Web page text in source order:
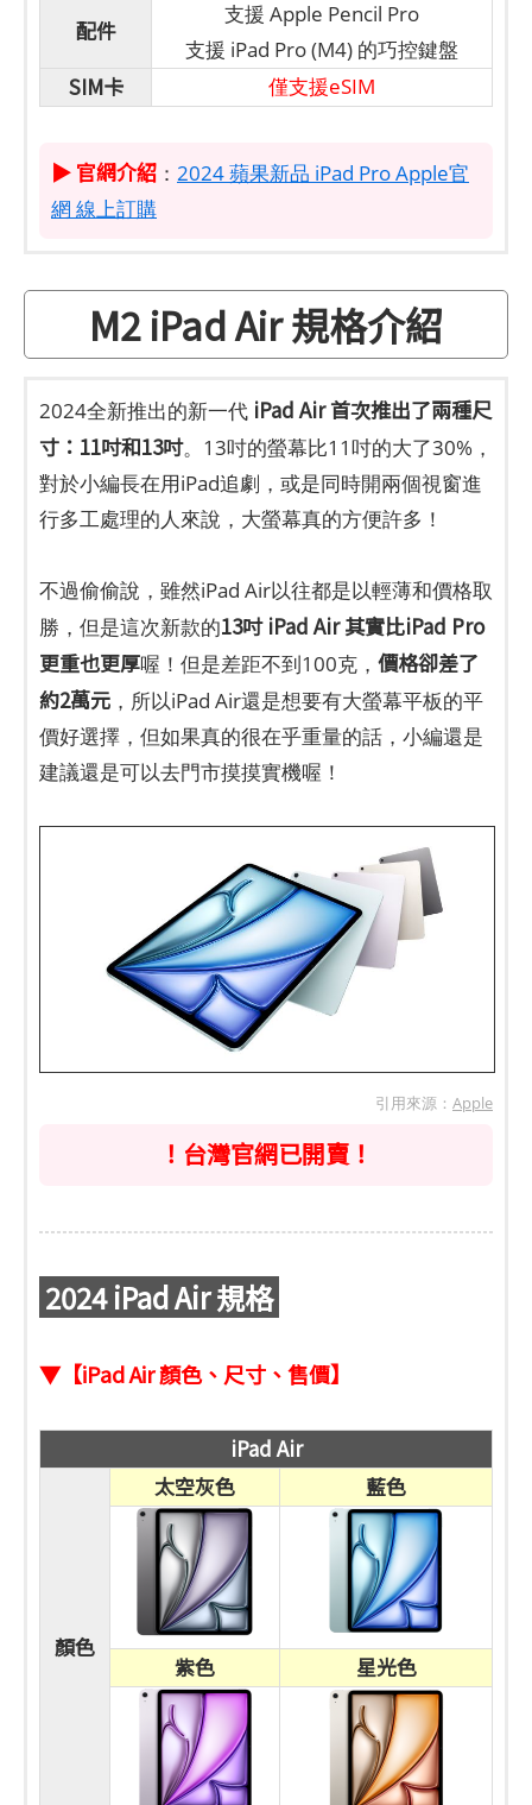
配件
支援 Apple Pencil Pro
支援 iPad Pro (M4) 的巧控鍵盤
SIM卡 僅支援eSIM
▶ 官網介紹 ： 2024 蘋果新品 iPad Pro Apple官
網 線上訂購
M2 iPad Air 規格介紹
2024全新推出的新一代 iPad Air 首次推出了兩種尺
寸：11吋和13吋。13吋的螢幕比11吋的大了30%，
對於小編長在用iPad追劇，或是同時開兩個視窗進
行多工處理的人來說，大螢幕真的方便許多！
不過偷偷說，雖然iPad Air以往都是以輕薄和價格取
勝，但是這次新款的13吋 iPad Air 其實比iPad Pro
更重也更厚喔！但是差距不到100克， 價格卻差了
約2萬元 ，所以iPad Air還是想要有大螢幕平板的平
價好選擇，但如果真的很在乎重量的話，小編還是
建議還是可以去門市摸摸實機喔！
引用來源： Apple
！台灣官網已開賣！
2024 iPad Air 規格
▼【iPad Air 顏色、尺寸、售價】
iPad Air
顏色
太空灰色 藍色
紫色 星光色